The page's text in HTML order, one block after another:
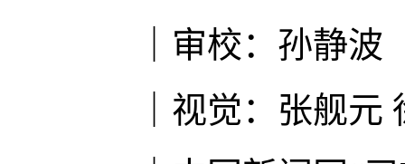
｜审校：孙静波
｜视觉：张舰元